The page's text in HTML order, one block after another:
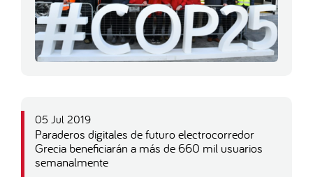
05 Jul 2019
Paraderos digitales de futuro electrocorredor
Grecia beneficiarán a más de 660 mil usuarios
semanalmente